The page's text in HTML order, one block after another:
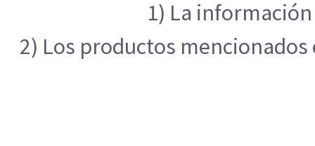
1) La
2) Los productos